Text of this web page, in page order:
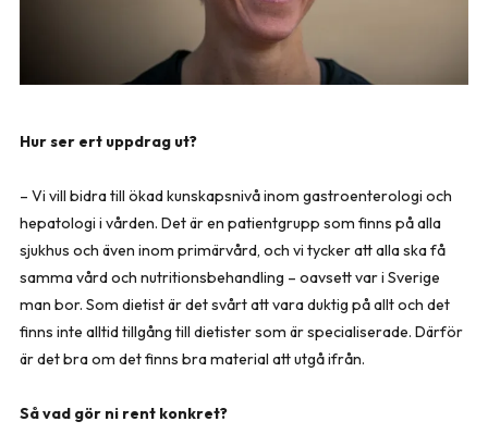
Hur ser ert uppdrag ut?
– Vi vill bidra till ökad kunskapsnivå inom gastroenterologi och
hepatologi i vård­en. Det är en patientgrupp som finns på alla
sjukhus och även inom primärvård, och vi tycker att alla ska få
samma vård och nutritionsbehandling – oavsett var i Sverige
man bor. Som dietist är det svårt att vara duktig på allt och det
finns inte alltid tillgång till dietister som är specialiserade. Därför
är det bra om det finns bra material att utgå ifrån.
Så vad gör ni rent konkret?